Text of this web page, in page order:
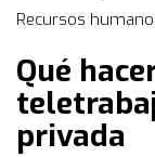
Recursos
Qué
privada